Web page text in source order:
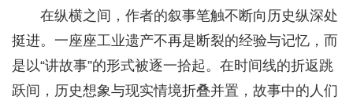
在纵横之间，作者的叙事笔触不断向历史纵深处
挺进。一座座工业遗产不再是断裂的经验与记忆，而
是以“讲故事”的形式被逐一拾起。在时间线的折返跳
跃间，历史想象与现实情境折叠并置，故事中的人们